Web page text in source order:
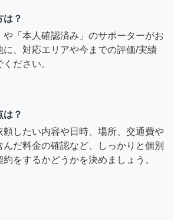
は？
や「本人確認済み」のサポーターがお
、対応エリアや今までの評価/実績
ださい。
は？
頼したい内容や日時、場所、交通費や
だ料金の確認など、しっかりと個別
をするかどうかを決めましょう。